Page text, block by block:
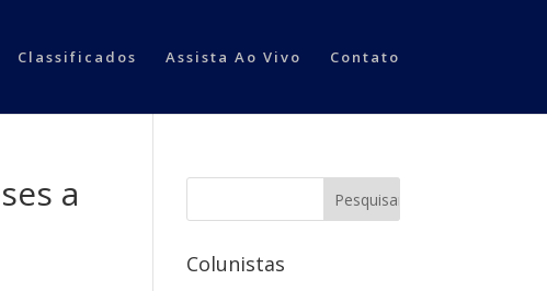
Classificados Assista Ao Vivo Contato
a
Colunistas